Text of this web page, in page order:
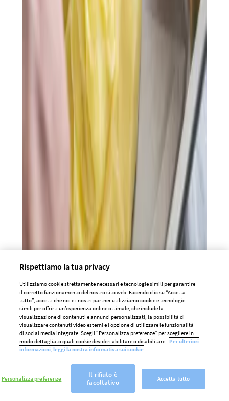
Rispettiamo la tua privacy
Utilizziamo cookie strettamente necessari e tecnologie simili per garantire
il corretto funzionamento del nostro sito web. Facendo clic su “Accetta
tutto”, accetti che noi e i nostri partner utilizziamo cookie e tecnologie
simili per offrirti un’esperienza online ottimale, che include la
visualizzazione di contenuti e annunci personalizzati, la possibilità di
visualizzare contenuti video esterni e l’opzione di utilizzare le funzionalità
di social media integrate. Scegli “Personalizza preferenze” per scegliere in
modo dettagliato quali cookie desideri abilitare o disabilitare. Per ulteriori
informazioni, leggi la nostra informativa sui cookie
Personalizza preferenze
Il rifiuto è
facoltativo
Accetta tutto